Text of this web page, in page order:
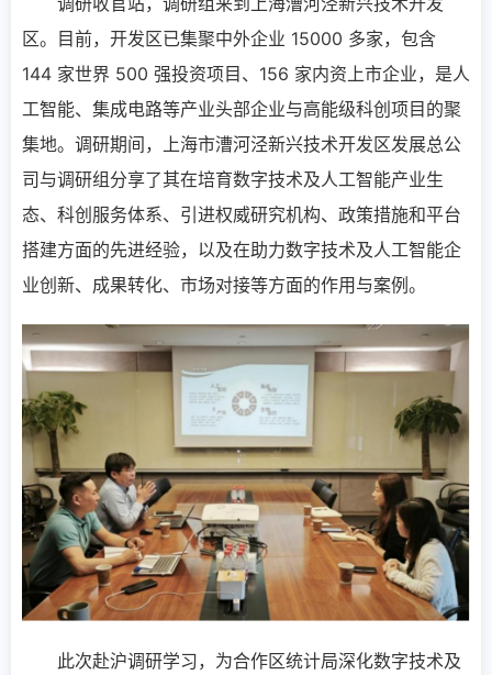
区。目前，开发区已集聚中外企业 15000 多家，包含
144 家世界 500 强投资项目、156 家内资上市企业，是人
工智能、集成电路等产业头部企业与高能级科创项目的聚
集地。调研期间，上海市漕河泾新兴技术开发区发展总公
司与调研组分享了其在培育数字技术及人工智能产业生
态、科创服务体系、引进权威研究机构、政策措施和平台
搭建方面的先进经验，以及在助力数字技术及人工智能企
业创新、成果转化、市场对接等方面的作用与案例。
此次赴沪调研学习，为合作区统计局深化数字技术及